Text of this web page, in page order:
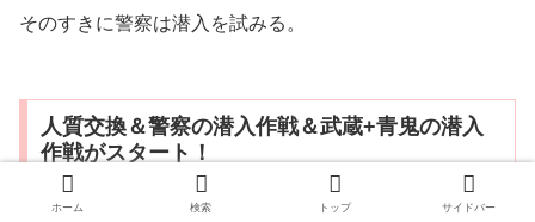
そのすきに警察は潜入を試みる。
人質交換＆警察の潜入作戦＆武蔵+青鬼の潜入
作戦がスタート！
ホーム 検索 トップ サイドバー